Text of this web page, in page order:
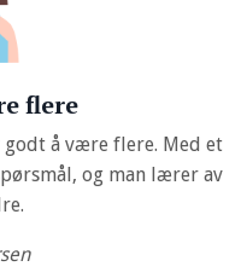
flere
å være flere. Med et
og man lærer av